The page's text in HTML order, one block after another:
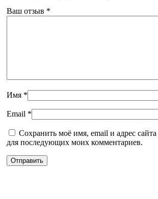
Ваш отзыв *
Имя *
Email *
Сохранить моё имя, email и адрес сайта
для последующих моих комментариев.